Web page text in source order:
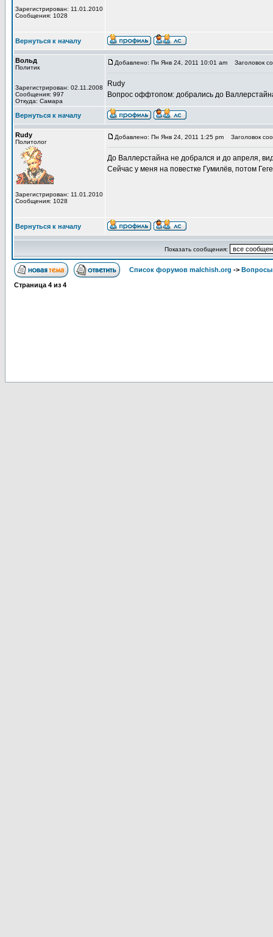
Зарегистрирован: 11.01.2010
Сообщения: 1028
Вернуться к началу
Вольд
Политик
Зарегистрирован: 02.11.2008
Сообщения: 997
Откуда: Самара
Добавлено: Пн Янв 24, 2011 10:01 am Заголовок
Rudy
Вопрос оффтопом: добрались до
Вернуться к началу
Rudy
Политолог
Зарегистрирован: 11.01.2010
Сообщения: 1028
Добавлено: Пн Янв 24, 2011 1:25 pm Заголовок
До Валлерстайна не добрался и до апреля,
Сейчас у меня на повестке Гумилёв, потом
Вернуться к началу
Показать сообщения:
Список форумов malchish.org -> Вопросы
Страница 4 из 4